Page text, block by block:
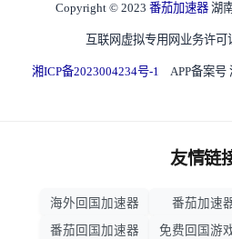
Copyright © 2023 番茄加速器 湖
互联网虚拟专用网业务许可
湘ICP备2023004234号-1 APP备案号
友情链
海外回国加速器 番茄加速
番茄回国加速器
免费回国游